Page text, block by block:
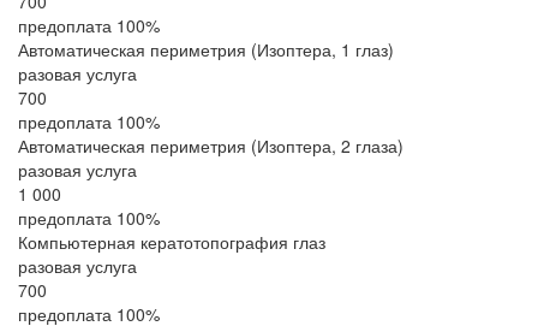
предоплата 100%
Автоматическая периметрия (Изоптера, 1 глаз)
разовая услуга
700
предоплата 100%
Автоматическая периметрия (Изоптера, 2 глаза)
разовая услуга
1 000
предоплата 100%
Компьютерная кератотопография глаз
разовая услуга
700
предоплата 100%